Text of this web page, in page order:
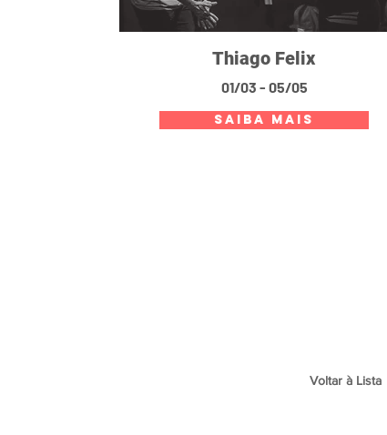
Thiago Felix
01/03 - 05/05
SAIBA MAIS
Voltar à Lista